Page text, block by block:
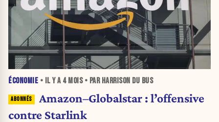
ÉCONOMIE • IL Y A 4 MOIS• PAR HARRISON DU BUS
Amazon–Globalstar : l’offensive
contre Starlink